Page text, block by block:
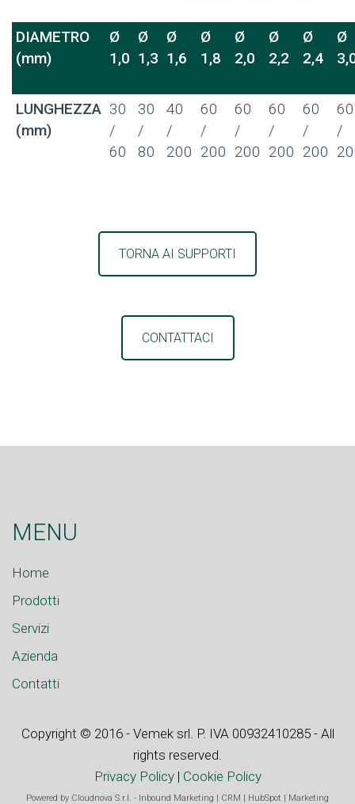
DIAMETRO
(mm)
Ø
1,0
Ø
1,3
Ø
1,6
Ø
1,8
Ø
2,0
Ø
2,2
Ø
2,4
Ø
LUNGHEZZA
(mm)
30
/
60
30
/
80
40
/
200
60
/
200
60
/
200
60
/
200
60
/
200
60
/
TORNA AI SUPPORTI
CONTATTACI
MENU
Home
Prodotti
Servizi
Azienda
Contatti
Copyright © 2016 - Vemek srl. P. IVA 00932410285 - All
rights reserved.
Privacy Policy| Cookie Policy
Powered by Cloudnova S.r.l. - Inbound Marketing CRM HubSpot Marketing